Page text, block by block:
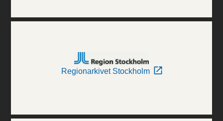
Regionarkivet Stockholm